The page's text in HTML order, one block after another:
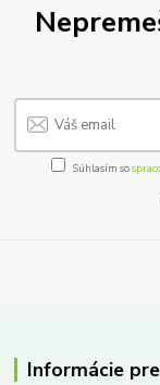
Súhlasím so
Informácie